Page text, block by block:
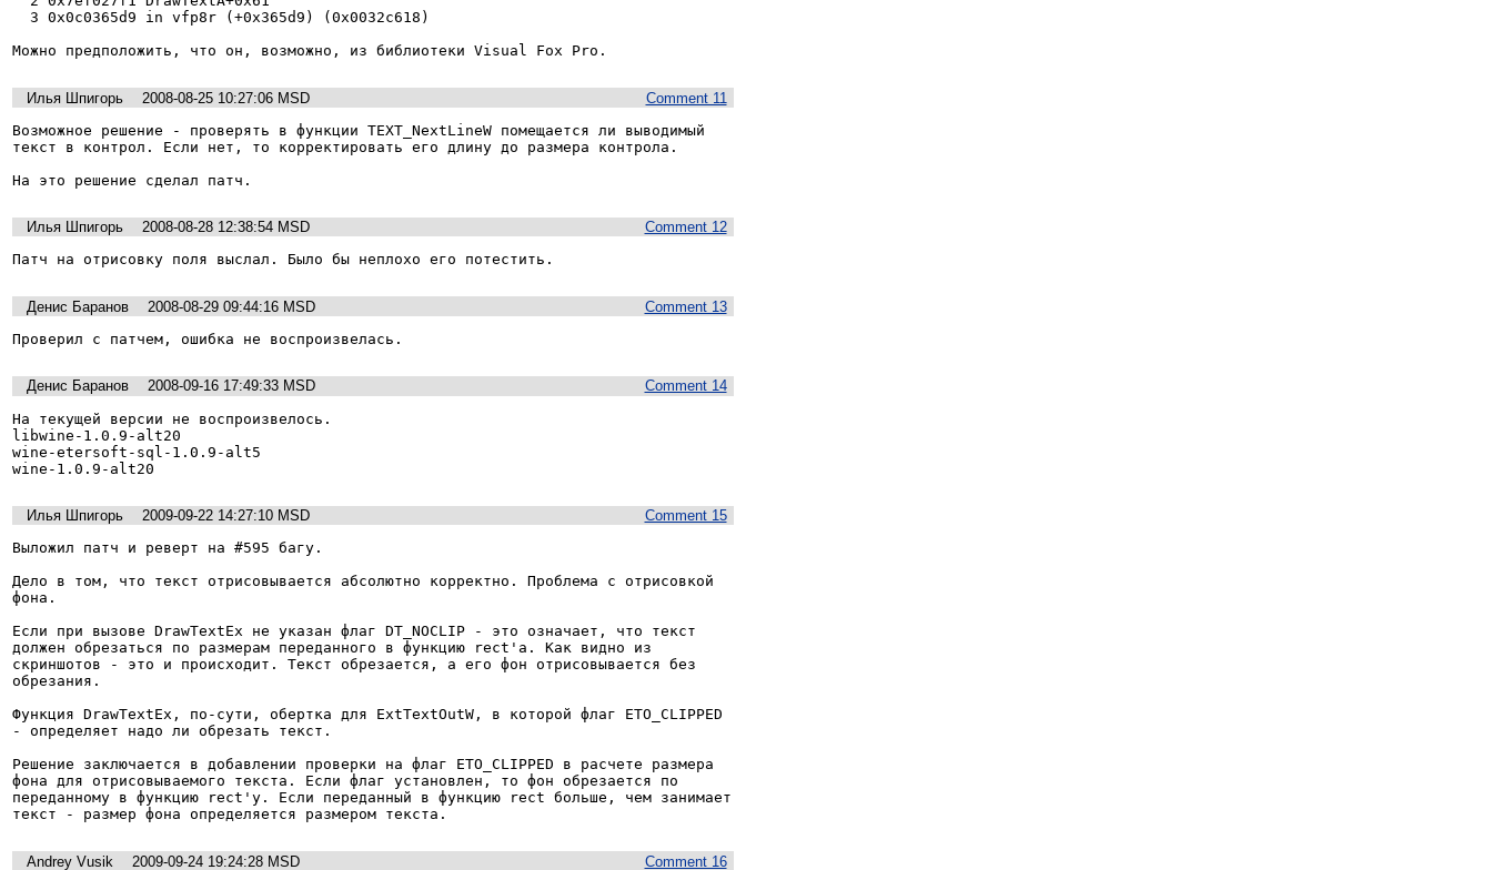
Можно предположить, что он, возможно, из библиотеки Visual Fox Pro.
Comment 11
Илья Шпигорь
2008-08-25 10:27:06 MSD
Возможное решение - проверять в функции TEXT_NextLineW помещается ли выводимый
текст в контрол. Если нет, то корректировать его длину до размера контрола.
На это решение сделал патч.
Comment 12
Илья Шпигорь
2008-08-28 12:38:54 MSD
Патч на отрисовку поля выслал. Было бы неплохо его потестить.
Comment 13
Денис Баранов
2008-08-29 09:44:16 MSD
Проверил с патчем, ошибка не воспроизвелась.
Comment 14
Денис Баранов
2008-09-16 17:49:33 MSD
На текущей версии не воспроизвелось.
libwine-1.0.9-alt20
wine-etersoft-sql-1.0.9-alt5
wine-1.0.9-alt20
Comment 15
Илья Шпигорь
2009-09-22 14:27:10 MSD
Выложил патч и реверт на #595 багу.
Дело в том, что текст отрисовывается абсолютно корректно. Проблема с отрисовкой
фона.
Если при вызове DrawTextEx не указан флаг DT_NOCLIP - это означает, что текст
должен обрезаться по размерам переданного в функцию rect'а. Как видно из
скриншотов - это и происходит. Текст обрезается, а его фон отрисовывается без
обрезания.
Функция DrawTextEx, по-сути, обертка для ExtTextOutW, в которой флаг ETO_CLIPPED
- определяет надо ли обрезать текст.
Решение заключается в добавлении проверки на флаг ETO_CLIPPED в расчете размера
фона для отрисовываемого текста. Если флаг установлен, то фон обрезается по
переданному в функцию rect'у. Если переданный в функцию rect больше, чем занимает
текст - размер фона определяется размером текста.
Comment 16
Andrey Vusik 2009-09-24 19:24:28 MSD